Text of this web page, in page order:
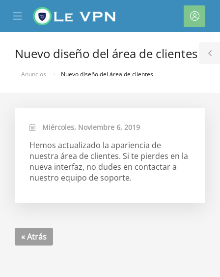
Mobile
Menu
Nuevo diseño del área de clientes
Anuncios Nuevo diseño del área de clientes
Miércoles, Noviembre 6, 2019
Hemos actualizado la apariencia de
nuestra área de clientes. Si te pierdes en la
nueva interfaz, no dudes en contactar a
nuestro equipo de soporte.
« Atrás